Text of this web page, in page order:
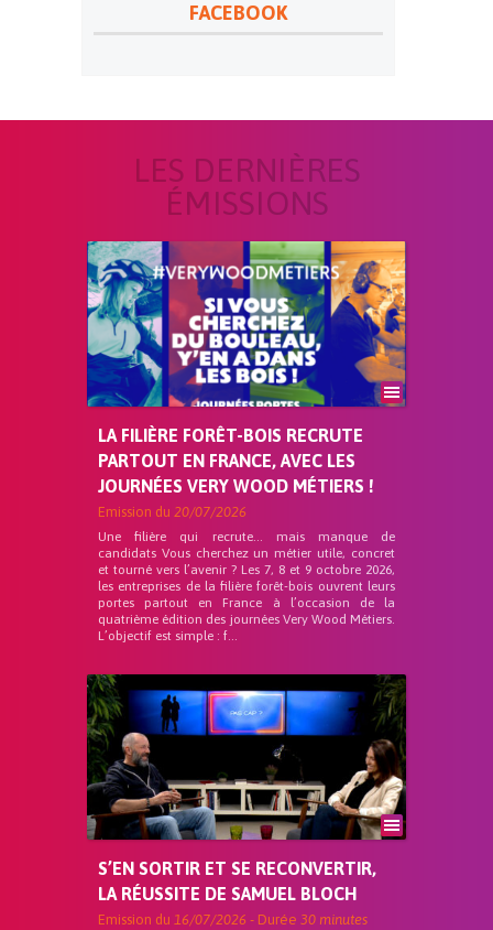
FACEBOOK
LES DERNIÈRES
ÉMISSIONS
LA FILIÈRE FORÊT-BOIS RECRUTE
PARTOUT EN FRANCE, AVEC LES
JOURNÉES VERY WOOD MÉTIERS !
Emission du 20/07/2026
Une filière qui recrute… mais manque de
candidats Vous cherchez un métier utile, concret
et tourné vers l’avenir ? Les 7, 8 et 9 octobre 2026,
les entreprises de la filière forêt-bois ouvrent leurs
portes partout en France à l’occasion de la
quatrième édition des journées Very Wood Métiers.
L’objectif est simple : f...
S’EN SORTIR ET SE RECONVERTIR,
LA RÉUSSITE DE SAMUEL BLOCH
Emission du 16/07/2026 - Durée 30 minutes